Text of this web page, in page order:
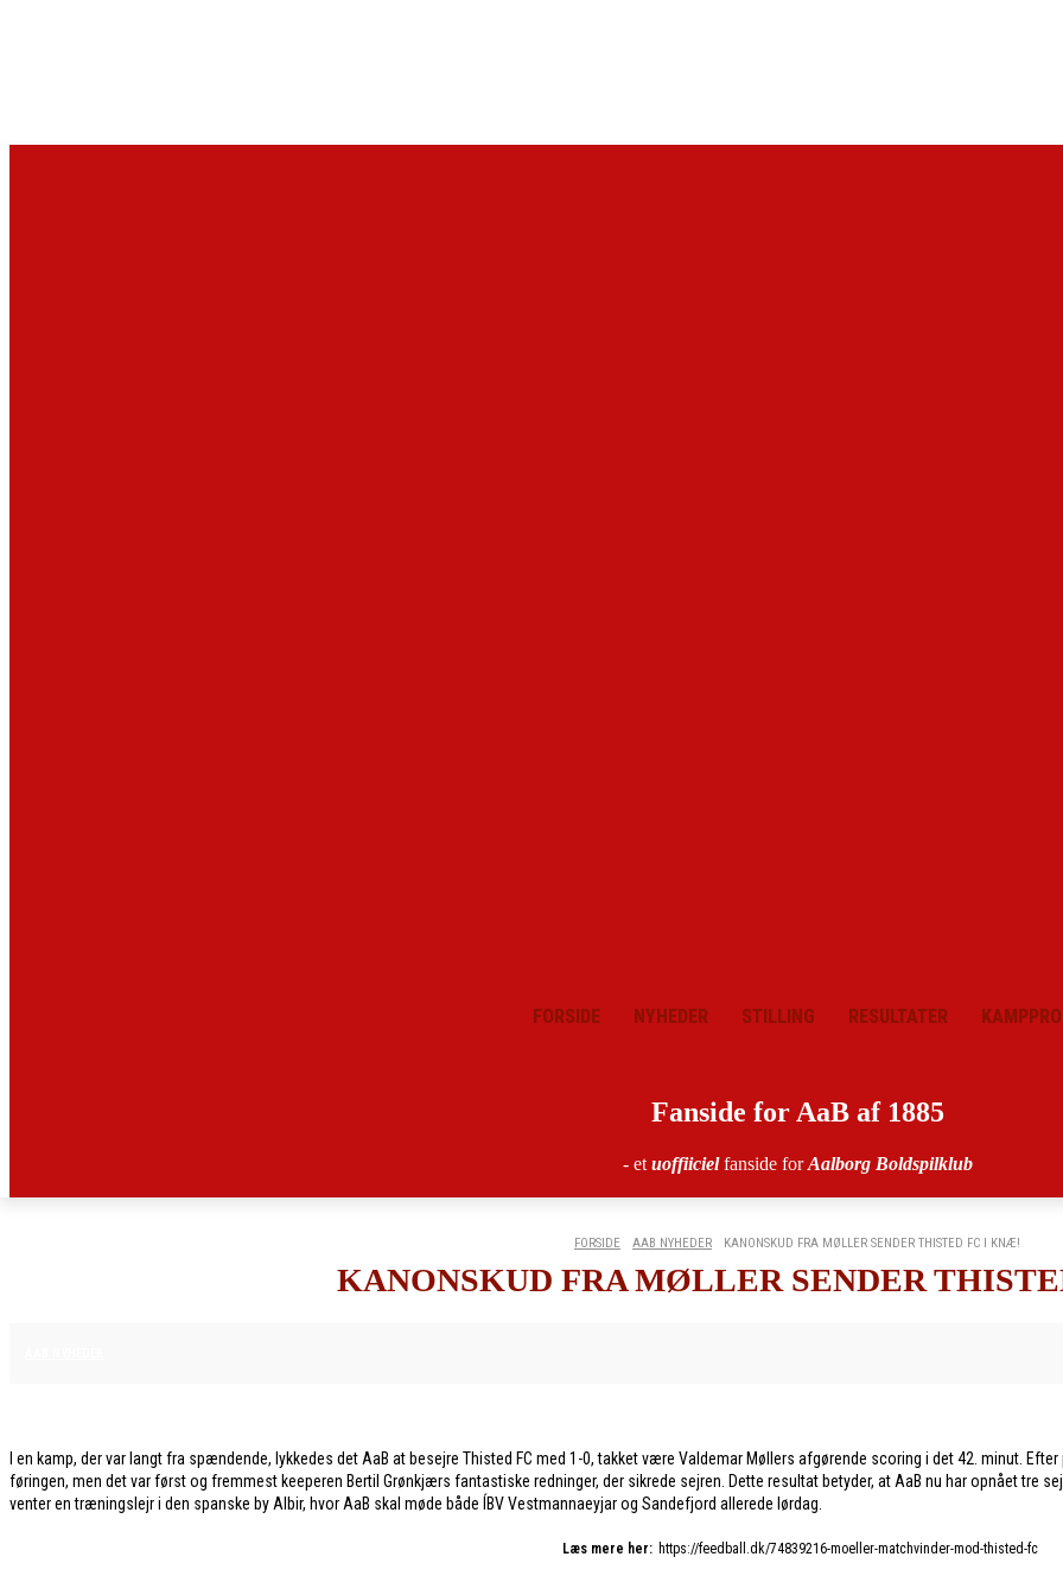
FORSIDE NYHEDER STILLING RESULTATER
Fanside for AaB af 1885
- et uoffiicielfanside forAalborg Boldspilklub
FORSIDE AAB NYHEDER KANONSKUD FRA MØLLER SENDER THISTED FC I KNÆ!
KANONSKUD FRA MØLLER SENDER
I en kamp, der var langt fra spændende, lykkedes det AaB at besejre Thisted FC med 1-0, takket være Valdemar Møllers afgørende scoring i det 42. minut.
føringen, men det var først og fremmest keeperen Bertil Grønkjærs fantastiske redninger, der sikrede sejren. Dette resultat betyder, at AaB nu har opnået tre
venter en træningslejr i den spanske by Albir, hvor AaB skal møde både ÍBV Vestmannaeyjar og Sandefjord allerede lørdag.
Læs mere her: https://feedball.dk/74839216-moeller-matchvinder-mod-thisted-fc